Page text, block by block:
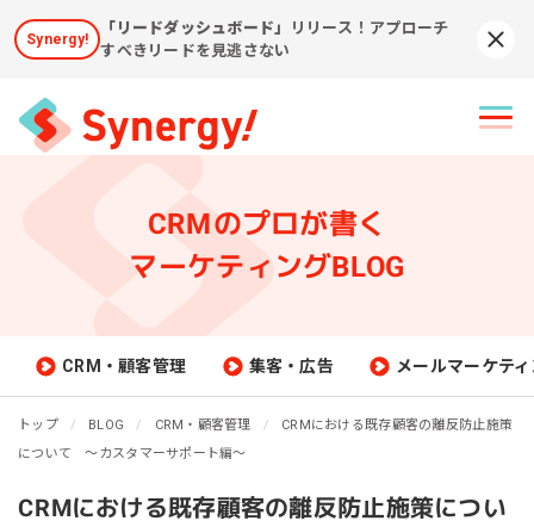
Synergy!
「リードダッシュボード」
リリース！アプローチ
すべきリードを見逃さない
CRMのプロが書く
マーケティングBLOG
CRM・顧客管理 集客・広告 メールマーケテ
トップ BLOG CRM・顧客管理
CRMにおける既存顧客の離反防止施策
について ～カスタマーサポート編～
CRMにおける既存顧客の離反防止施策につい